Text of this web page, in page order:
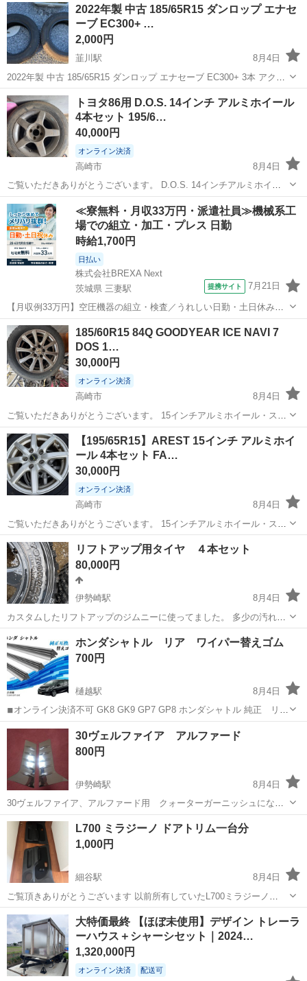
2022年製 中古 185/65R15 ダンロップ エナセ
ーブ EC300+ …
2,000円
韮川駅
8月4日
2022年製 中古 185/65R15 ダンロップ エナセーブ EC300+ 3本 アクア
シエンタなど 履き替えのため出品いたします。 ●状態 ・エア漏れなし
・パンク、パンク修理痕なし ・2022年の4...
群馬 太田市 韮川駅 タイヤ、ホイール
トヨタ86用 D.O.S. 14インチ アルミホイール
4本セット 195/6…
40,000円
オンライン決済
高崎市
8月4日
ご覧いただきありがとうございます。 D.O.S. 14インチアルミホイー
ル4本セットです。 【ホイール】 メーカー：D.O.S. サイズ：14インチ
4穴 【タイヤ】 BRIDGESTONE POTENZA サイズ：1...
群馬 高崎市 タイヤ、ホイール 14インチ
≪寮無料・月収33万円・派遣社員≫機械系工
場での組立・加工・プレス 日勤
時給1,700円
日払い
株式会社BREXA Next
茨城県 三妻駅
提携サイト 7月21日
【月収例33万円】空圧機器の組立・検査／うれしい日勤・土日休み／
無料の社宅付き◎ 人気の工場のお仕事 ◇空気圧制御機器製品の組立・
検査作業◇ ・調整機器の組立作業 ★工場未経験者でも安心して働ける
環境になります。 ★細...
茨城 常総市
185/60R15 84Q GOODYEAR ICE NAVI 7
DOS 1…
30,000円
オンライン決済
高崎市
8月4日
ご覧いただきありがとうございます。 15インチアルミホイール・スタ
ッドレスタイヤ4本セットです。 【ホイール】 メーカー：DOS サイ
ズ：15インチ 穴数：5穴 【タイヤ】 メーカー：GOODYEAR ICE
NAVI...
群馬 高崎市 セーフティ、チャイルドシート
【195/65R15】AREST 15インチ アルミホイ
ール 4本セット FA…
30,000円
オンライン決済
高崎市
8月4日
ご覧いただきありがとうございます。 15インチアルミホイール・スタ
ッドレスタイヤ4本セットです。 【ホイール】 メーカー：AREST サ
イズ：15インチ 穴数：5穴 【タイヤ】 メーカー：FALKEN サイズ：
195/...
群馬 高崎市 セーフティ、チャイルドシート
リフトアップ用タイヤ ４本セット
80,000円
伊勢崎駅
8月4日
カスタムしたリフトアップのジムニーに使ってました。 多少の汚れは
ありますが磨けば綺麗になります。 バリは多く残っていてまだ全然使
用できます。 195R/16C ４本セット すぐ持っていってくれる方優先で
す
群馬 伊勢崎駅 タイヤ、ホイール
ホンダシャトル リア ワイパー替えゴム
700円
樋越駅
8月4日
◾︎オンライン決済不可 GK8 GK9 GP7 GP8 ホンダシャトル 純正 リ
ア ワイパーゴム セット購入したのですが リアのみ純正ではなく使用
しませんでした 【対応車種】 ホンダ シャトル 【対応年式】 H27....
群馬 前橋市 樋越駅 外装、車外用品 ワイパー
30ヴェルファイア アルファード
800円
伊勢崎駅
8月4日
30ヴェルファイア、アルファード用 クォーターガーニッシュになり
ます。傷等ありません。両面テープで貼り付けるだけです。
群馬 伊勢崎市 パーツ ありません
L700 ミラジーノ ドアトリム一台分
1,000円
細谷駅
8月4日
ご覧頂きありがとうございます 以前所有していたL700ミラジーノ
（後期）のドアトリム一台分になります 多少の傷はありますが割れや
欠けはありません
群馬 太田市 細谷駅 内装、インテリア
大特価最終 【ほぼ未使用】デザイン トレーラ
ーハウス＋シャーシセット｜2024…
1,320,000円
オンライン決済 配送可